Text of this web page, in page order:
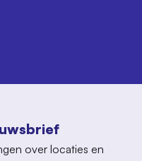
over locaties en